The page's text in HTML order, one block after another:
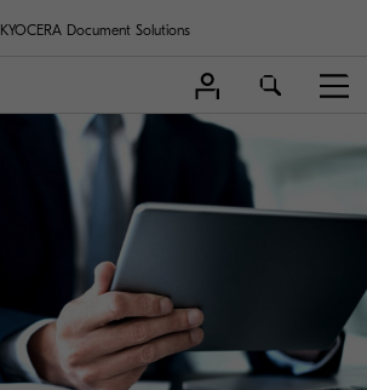
KYOCERA Document Solutions